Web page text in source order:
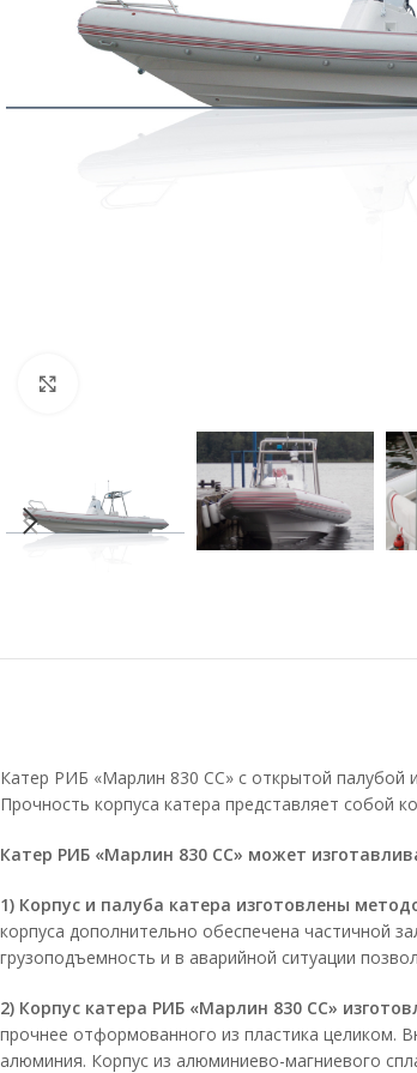
Катер РИБ «Марлин 830 СС» с открытой палубой
Прочность корпуса катера представляет собой
Катер РИБ «Марлин 830 СС» может
1) Корпус и палуба катера изготовлены
корпуса дополнительно обеспечена частичной
грузоподъемность и в аварийной ситуации
2) Корпус катера РИБ «Марлин 830 СС»
прочнее отформованного из пластика целиком.
алюминия. Корпус из алюминиево-магниевого